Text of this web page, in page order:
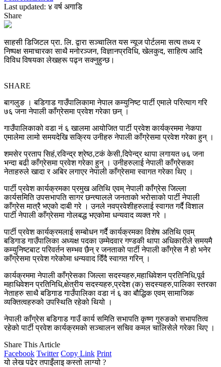
Last updated: ४ वर्ष अगाडि
Share
साहसी डिजिटल प्रा. लि. द्वारा सञ्चालित यस न्यूज पोर्टलमा सत्य तथ्य र
निष्पक्ष समाचारका साथै मनोरञ्जन, विज्ञानप्रविधि, खेलकुद, साहित्य आदि
विविध विषयका लेखहरू पढ्न सक्नुहुन्छ।
SHARE
बागलुङ । बडिगाड गाउँपालिकामा नेपाल कम्युनिष्ट पार्टी एमाले परित्याग गरि
७६ जना नेपाली काँग्रेसमा प्रवेश गरेका छन् ।
गाउँपालिकाको वडा नं ६ खालमा आयोजित पार्टी प्रवेश कार्यक्रममा नेकपा
एमालेमा लामो समयदेखि सक्रिय उनीहरु नेपाली काँग्रेसमा प्रवेश गरेका हुन् ।
शमसेर प्रताप सिहं,रविन्द्र श्रेष्ठ,टकं केसी,दिपेन्द्र थापा लगायत ७६ जना
भन्दा बढी काँग्रेसमा प्रवेश गरेका हुन् । उनीहरुलाई नेपाली काँग्रेसका
नेताहरुले खादा र अबिर लगाएर नेपाली काँग्रेसमा स्वागत गरेका थिए ।
पार्टी प्रवेश कार्यक्रमका प्रमुख अतिथि एवम् नेपाली काँग्रेस जिल्ला
कार्यसमिति उपसभापति सागर छन्त्यालले जनताको भरोसाको पार्टी नेपाली
काँग्रेस मात्रै भएको दाबी गरे । उनले नवप्रवेशीहरुलाई स्वागत गर्दै विशाल
पार्टी नेपाली काँग्रेसमा गोलबद्ध भएकोमा धन्यवाद व्यक्त गरे ।
पार्टी प्रवेश कार्यक्रमलाई सम्बोधन गर्दै कार्यक्रमका विशेष अतिथि एवम्
बडिगाड गाउँपालिका अध्यक्ष पदका उम्मेदवार गण्डकी थापा अधिकारीले समयमै
कम्युनिष्टबाट परिवर्तन सम्भव छैन् र जनताको पार्टी नेपाली काँग्रेस नै हो भनेर
काँग्रेसमा प्रवेश गरेकोमा धन्यवाद दिँदै स्वागत गरिन् ।
कार्यक्रममा नेपाली काँग्रेसका जिल्ला सदस्यहरु,महाधिवेशन प्रतिनिधि,पूर्व
महाधिवेशन प्रतिनिधि,क्षेत्रीय सदस्यहरु,प्रदेश (क) सदस्यहरु,पालिका स्तरका
नेताहरु साथै बडिगाड गाउँपालिका वडा नं ६ का बौद्धिक एवम् सामाजिक
व्यक्तित्वहरुको उपस्थिति रहेको थियो ।
नेपाली काँग्रेस बडिगाड गाउँ कार्य समिति सभापति कृष्ण गुरुङको सभापतित्व
रहेको पार्टी प्रवेश कार्यक्रमको सञ्चालन सचिव कमल चालिसेले गरेका थिए ।
Share This Article
Facebook Twitter Copy Link Print
यो लेख पढेर तपाइँलाइ कस्तो लाग्यो ?